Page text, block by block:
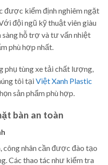
được kiểm định nghiêm ngặt
đội ngũ kỹ thuật viên giàu
sàng hỗ trợ và tư vấn nhiệt
phù hợp nhất.
phụ tùng xe tải chất lượng,
tôi tạiViệt Xanh Plastic
sản phẩm phù hợp.
bàn an toàn
công nhân cần được đào tạo
Các thao tác như kiểm tra